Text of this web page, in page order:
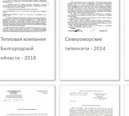
Тепловая компания
Белгородской
области - 2018
Североморские
теплосети - 2014